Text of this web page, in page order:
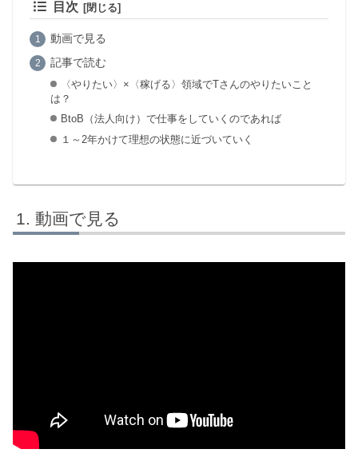
目次
動画で見る
記事で読む
〈やりたい〉×〈稼げる〉領域でTさんのやりたいこと
は？
BtoB（法人向け）で仕事をしていくのであれば
１～2年かけて理想の状態に近づいていく
動画で見る